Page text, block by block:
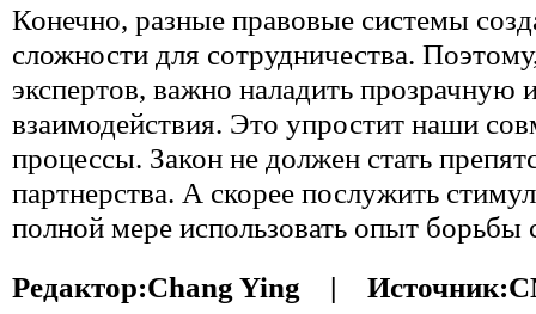
Конечно, разные правовые системы
сложности для сотрудничества.
экспертов, важно наладить прозрачную
взаимодействия. Это упростит наши
процессы. Закон не должен стать
партнерства. А скорее послужить
полной мере использовать опыт борьбы
Редактор:Chang Ying | Источник: